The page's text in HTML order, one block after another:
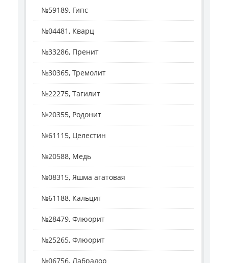
№59189, Гипс
№04481, Кварц
№33286, Пренит
№30365, Тремолит
№22275, Тагилит
№20355, Родонит
№61115, Целестин
№20588, Медь
№08315, Яшма агатовая
№61188, Кальцит
№28479, Флюорит
№25265, Флюорит
№06756, Лабрадор